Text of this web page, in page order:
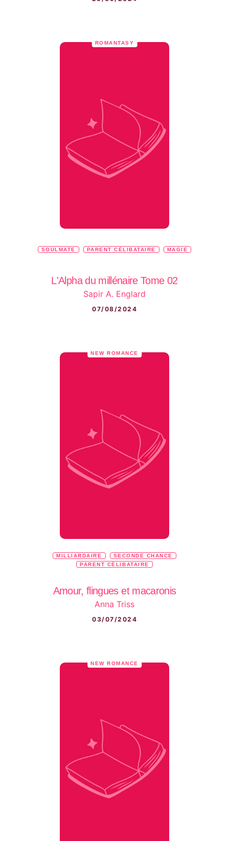
ROMANTASY
SOULMATE PARENT CÉLIBATAIRE MAGIE
L'Alpha du millénaire Tome 02
Sapir A. Englard
07/08/2024
NEW ROMANCE
MILLIARDAIRE
SECONDE CHANCE
PARENT CÉLIBATAIRE
Amour, flingues et macaronis
Anna Triss
03/07/2024
NEW ROMANCE